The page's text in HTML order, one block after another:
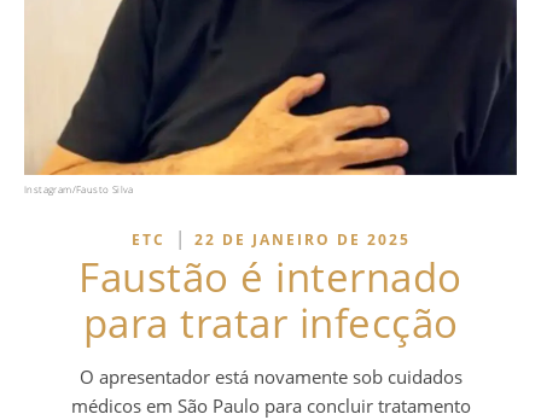
Instagram/Fausto Silva
ETC | 22 DE JANEIRO DE 2025
Faustão é internado
para tratar infecção
O apresentador está novamente sob cuidados
médicos em São Paulo para concluir tratamento